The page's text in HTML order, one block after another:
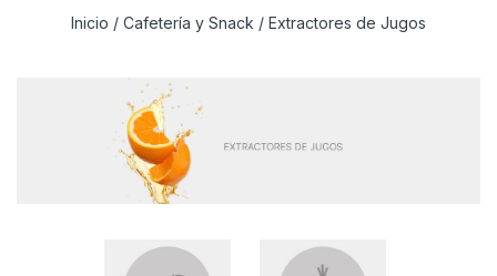
Inicio / Cafetería y Snack / Extractores de Jugos